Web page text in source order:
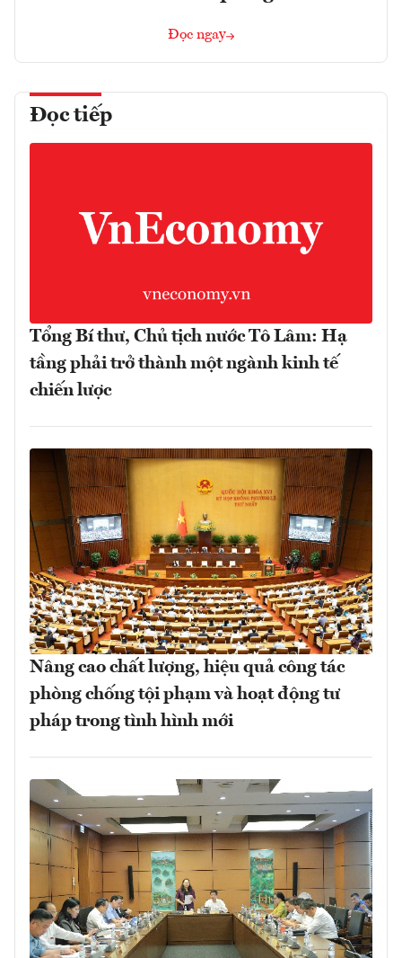
Đọc ngay
Đọc tiếp
Tổng Bí thư, Chủ tịch nước Tô Lâm: Hạ
tầng phải trở thành một ngành kinh tế
chiến lược
Nâng cao chất lượng, hiệu quả công tác
phòng chống tội phạm và hoạt động tư
pháp trong tình hình mới